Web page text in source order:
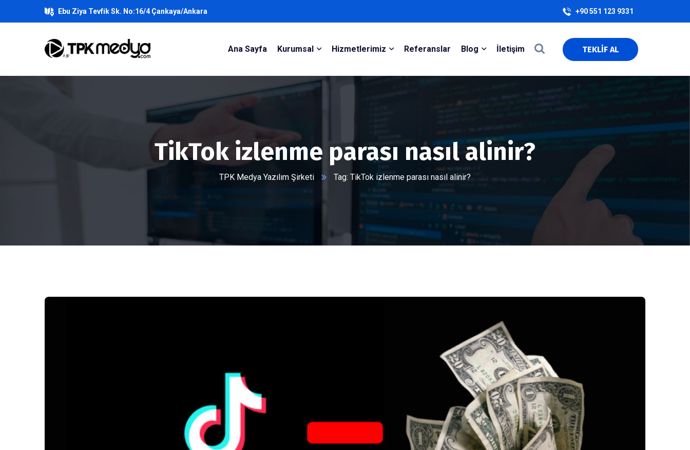
Ebu Ziya Tevfik Sk. No:16/4 Çankaya/Ankara +90 551 123 9331
Ana Sayfa Kurumsal Hizmetlerimiz Referanslar Blog İletişim TEKLİF AL
TikTok izlenme parası nasıl alinir?
TPK Medya Yazılım Şirketi Tag: TikTok izlenme parası nasıl alinir?